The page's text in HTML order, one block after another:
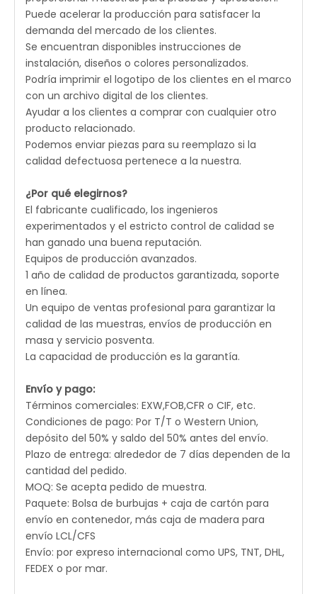
Puede acelerar la producción para satisfacer la
demanda del mercado de los clientes.
Se encuentran disponibles instrucciones de
instalación, diseños o colores personalizados.
Podría imprimir el logotipo de los clientes en el marco
con un archivo digital de los clientes.
Ayudar a los clientes a comprar con cualquier otro
producto relacionado.
Podemos enviar piezas para su reemplazo si la
calidad defectuosa pertenece a la nuestra.
¿Por qué elegirnos?
El fabricante cualificado, los ingenieros
experimentados y el estricto control de calidad se
han ganado una buena reputación.
Equipos de producción avanzados.
1 año de calidad de productos garantizada, soporte
en línea.
Un equipo de ventas profesional para garantizar la
calidad de las muestras, envíos de producción en
masa y servicio posventa.
La capacidad de producción es la garantía.
Envío y pago:
Términos comerciales: EXW,FOB,CFR o CIF, etc.
Condiciones de pago: Por T/T o Western Union,
depósito del 50% y saldo del 50% antes del envío.
Plazo de entrega: alrededor de 7 días dependen de la
cantidad del pedido.
MOQ: Se acepta pedido de muestra.
Paquete: Bolsa de burbujas + caja de cartón para
envío en contenedor, más caja de madera para
envío LCL/CFS
Envío: por expreso internacional como UPS, TNT, DHL,
FEDEX o por mar.